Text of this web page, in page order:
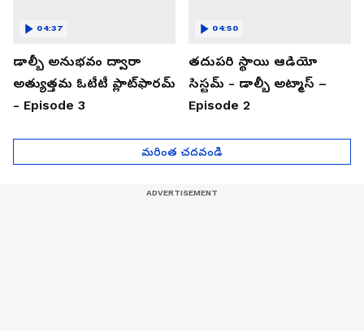
డాల్బీ అనుభవం ద్వారా
అత్యుత్తమ ఓటీటీ ప్లాట్‌ఫారమ్
- Episode 3
04:37
తదుపరి స్థాయి ఆడియో
సిస్టమ్ - డాల్బీ అట్మాస్ –
Episode 2
04:50
మరింత చదవండి